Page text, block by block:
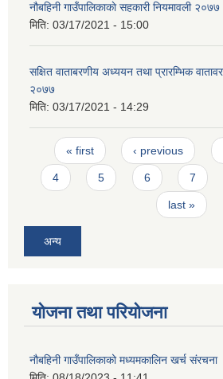
नौबहिनी गाउँपालिकाकाे सहकारी नियमावली २०७७
मिति: 03/17/2021 - 15:00
सक्षित वाताबरणीय अध्ययन तथा प्रारम्भिक
२०७७
मिति: 03/17/2021 - 14:29
Pages
« first ‹ previous
4 5 6 7
last »
अन्य
योजना तथा परियोजना
नौबहिनी गाउँपालिकाको मध्यमकालिन खर्च संरचना